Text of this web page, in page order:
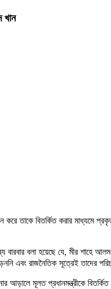
খান
তাকে বিতর্কিত করার মাধ্যমে
বলা হয়েছে যে, মীর শাহে
এবং রাজনৈতিক সূত্রেই তাদের
আড়ালে মূলত প্রধানমন্ত্রীকে বিতর্কিত